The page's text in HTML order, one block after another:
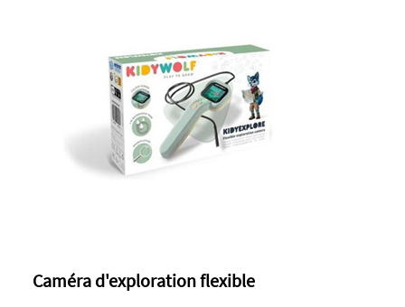
Caméra d'exploration flexible